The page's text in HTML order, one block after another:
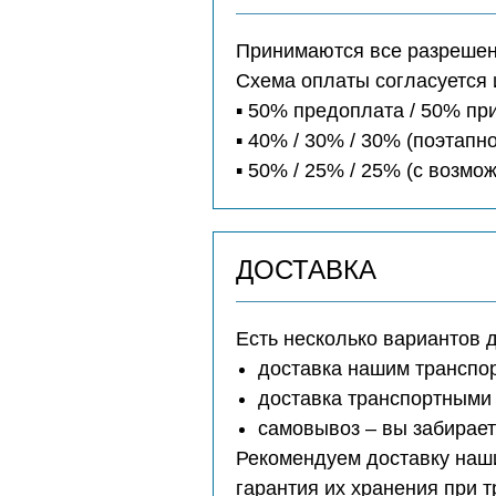
Принимаются все
Схема оплаты
▪️ 50% предоплата / 50%
▪️ 40% / 30% / 30%
▪️ 50% / 25% / 25% (с
ДОСТАВКА
Есть несколько вариантов
доставка нашим
доставка
самовывоз – вы
Рекомендуем доставку
гарантия их хранения при